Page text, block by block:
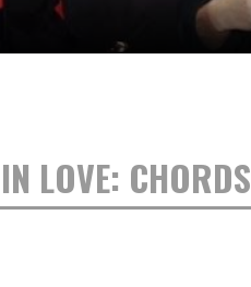
LOVE: CHORDS